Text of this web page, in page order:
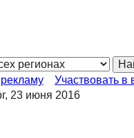
Участвовать в
23 июня 2016